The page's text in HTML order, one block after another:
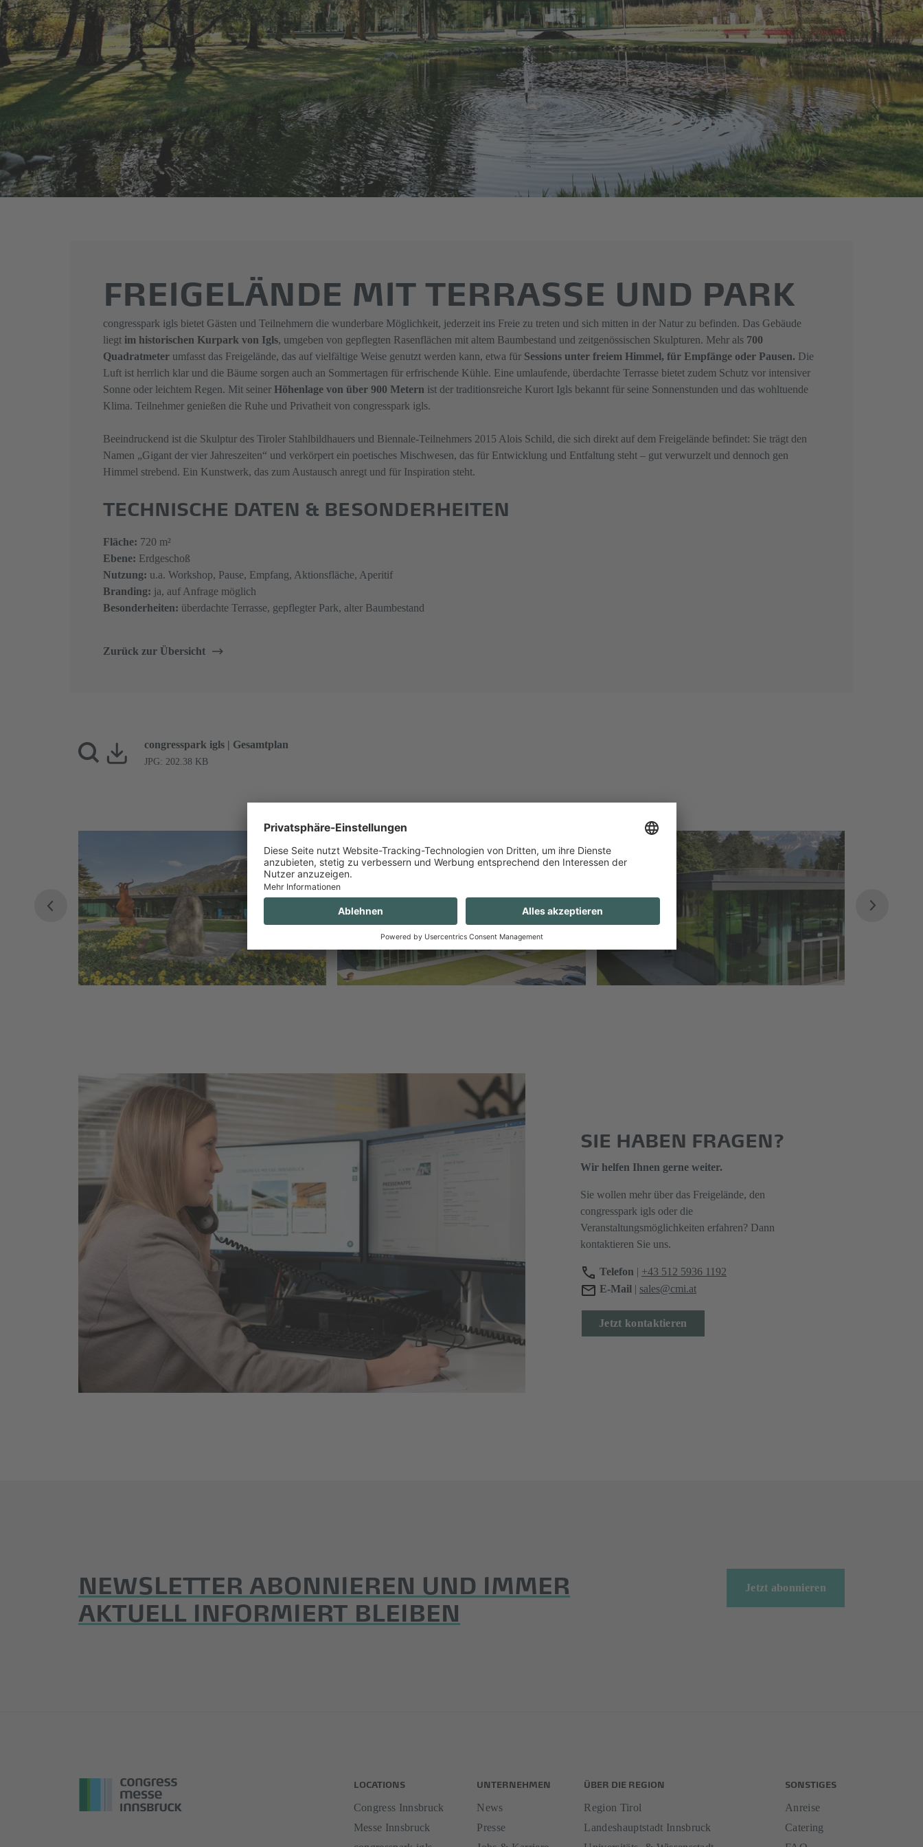
FREIGELÄNDE MIT TERRASSE UND PARK
congresspark igls bietet Gästen und Teilnehmern die wunderbare Möglichkeit, jederzeit ins Freie zu treten und sich mitten in der Natur zu befinden. Das Gebäude
liegt im historischen Kurpark von Igls, umgeben von gepflegten Rasenflächen mit altem Baumbestand und zeitgenössischen Skulpturen. Mehr als 700
Quadratmeter umfasst das Freigelände, das auf vielfältige Weise genutzt werden kann, etwa für Sessions unter freiem Himmel, für Empfänge oder Pausen. Die
Luft ist herrlich klar und die Bäume sorgen auch an Sommertagen für erfrischende Kühle. Eine umlaufende, überdachte Terrasse bietet zudem Schutz vor intensiver
Sonne oder leichtem Regen. Mit seiner Höhenlage von über 900 Metern ist der traditionsreiche Kurort Igls bekannt für seine Sonnenstunden und das wohltuende
Klima. Teilnehmer genießen die Ruhe und Privatheit von congresspark igls.
Beeindruckend ist die Skulptur des Tiroler Stahlbildhauers und Biennale-Teilnehmers 2015 Alois Schild, die sich direkt auf dem Freigelände befindet: Sie trägt den
Namen „Gigant der vier Jahreszeiten“ und verkörpert ein poetisches Mischwesen, das für Entwicklung und Entfaltung steht – gut verwurzelt und dennoch gen
Himmel strebend. Ein Kunstwerk, das zum Austausch anregt und für Inspiration steht.
TECHNISCHE DATEN & BESONDERHEITEN
Fläche: 720 m²
Ebene: Erdgeschoß
Nutzung: u.a. Workshop, Pause, Empfang, Aktionsfläche, Aperitif
Branding: ja, auf Anfrage möglich​​​​
Besonderheiten: überdachte Terrasse, gepflegter Park, alter Baumbestand
Zurück zur Übersicht
congresspark igls | Gesamtplan
JPG: 202.38 KB
SIE HABEN FRAGEN?
Wir helfen Ihnen gerne weiter.
Sie wollen mehr über das Freigelände, den
congresspark igls oder die
Veranstaltungsmöglichkeiten erfahren? Dann
kontaktieren Sie uns.
Telefon | +43 512 5936 1192
E-Mail
sales@cmi.at
Jetzt kontaktieren
NEWSLETTER ABONNIEREN UND IMMER
AKTUELL INFORMIERT BLEIBEN
Jetzt abonnieren
LOCATIONS
Congress Innsbruck
Messe Innsbruck
UNTERNEHMEN
News
Presse
ÜBER DIE REGION
Region Tirol
Landeshauptstadt Innsbruck
SONSTIGES
Anreise
Catering